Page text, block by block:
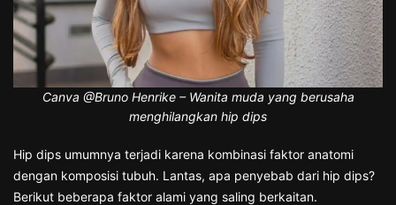
Canva @Bruno Henrike – Wanita muda yang berusaha
menghilangkan hip dips
Hip dips umumnya terjadi karena kombinasi faktor anatomi
dengan komposisi tubuh. Lantas, apa penyebab dari hip dips?
Berikut beberapa faktor alami yang saling berkaitan.